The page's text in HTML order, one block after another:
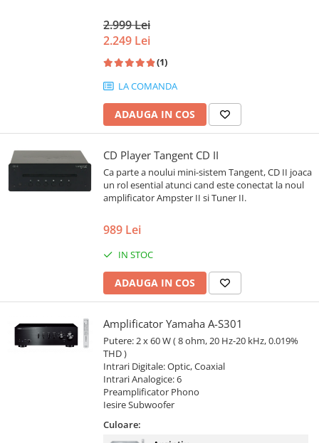
2.999 Lei
2.249 Lei
(1)
LA COMANDA
ADAUGA IN COS
CD Player Tangent CD II
Ca parte a noului mini-sistem Tangent, CD II joaca
un rol esential atunci cand este conectat la noul
amplificator Ampster II si Tuner II.
989 Lei
IN STOC
ADAUGA IN COS
Amplificator Yamaha A-S301
Putere: 2 x 60 W ( 8 ohm, 20 Hz-20 kHz, 0.019%
THD )
Intrari Digitale: Optic, Coaxial
Intrari Analogice: 6
Preamplificator Phono
Iesire Subwoofer
Culoare: